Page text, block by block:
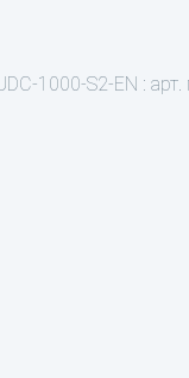
1000-S2-EN :